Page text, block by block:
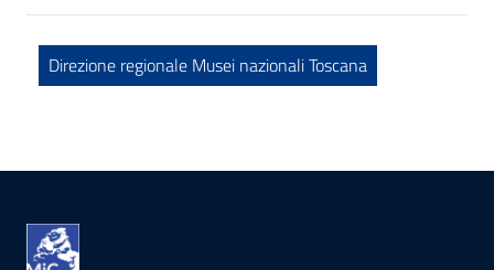
Direzione regionale Musei nazionali Toscana